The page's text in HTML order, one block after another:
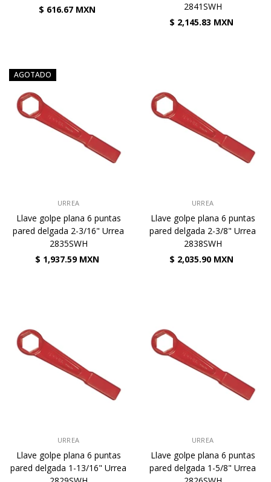
$ 616.67 MXN
2841SWH
$ 2,145.83 MXN
AGOTADO
URREA
Llave golpe plana 6 puntas
pared delgada 2-3/16" Urrea
2835SWH
$ 1,937.59 MXN
URREA
Llave golpe plana 6 puntas
pared delgada 2-3/8" Urrea
2838SWH
$ 2,035.90 MXN
URREA
Llave golpe plana 6 puntas
pared delgada 1-13/16" Urrea
URREA
Llave golpe plana 6 puntas
pared delgada 1-5/8" Urrea